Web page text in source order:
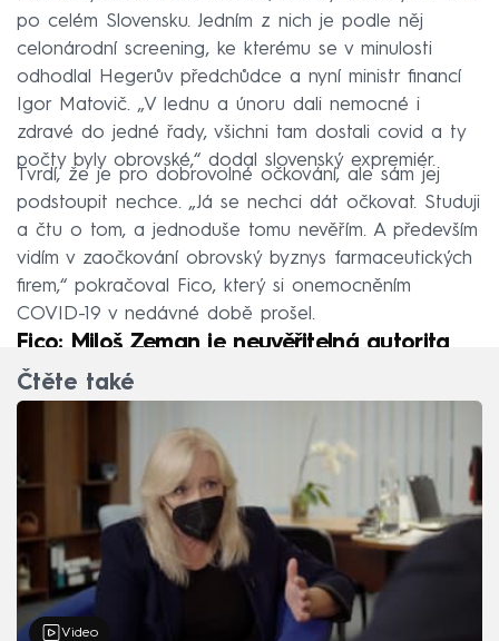
po celém Slovensku. Jedním z nich je podle něj
celonárodní screening, ke kterému se v minulosti
odhodlal Hegerův předchůdce a nyní ministr financí
Igor Matovič. „V lednu a únoru dali nemocné i
zdravé do jedné řady, všichni tam dostali covid a ty
počty byly obrovské,“ dodal slovenský expremiér.
Tvrdí, že je pro dobrovolné očkování, ale sám jej
podstoupit nechce. „Já se nechci dát očkovat. Studuji
a čtu o tom, a jednoduše tomu nevěřím. A především
vidím v zaočkování obrovský byznys farmaceutických
firem,“ pokračoval Fico, který si onemocněním
COVID-19 v nedávné době prošel.
Fico: Miloš Zeman je neuvěřitelná autorita
Čtěte také
Video